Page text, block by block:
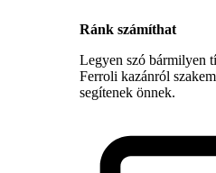
Ránk számíthat
Legyen szó bármilyen
Ferroli kazánról
segítenek önnek.